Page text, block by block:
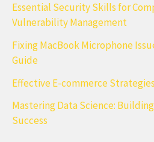
p
o
r
Essential Security Skills for
Vulnerability Management
Fixing MacBook Microphone
Guide
Effective E-commerce
Mastering Data Science:
Success